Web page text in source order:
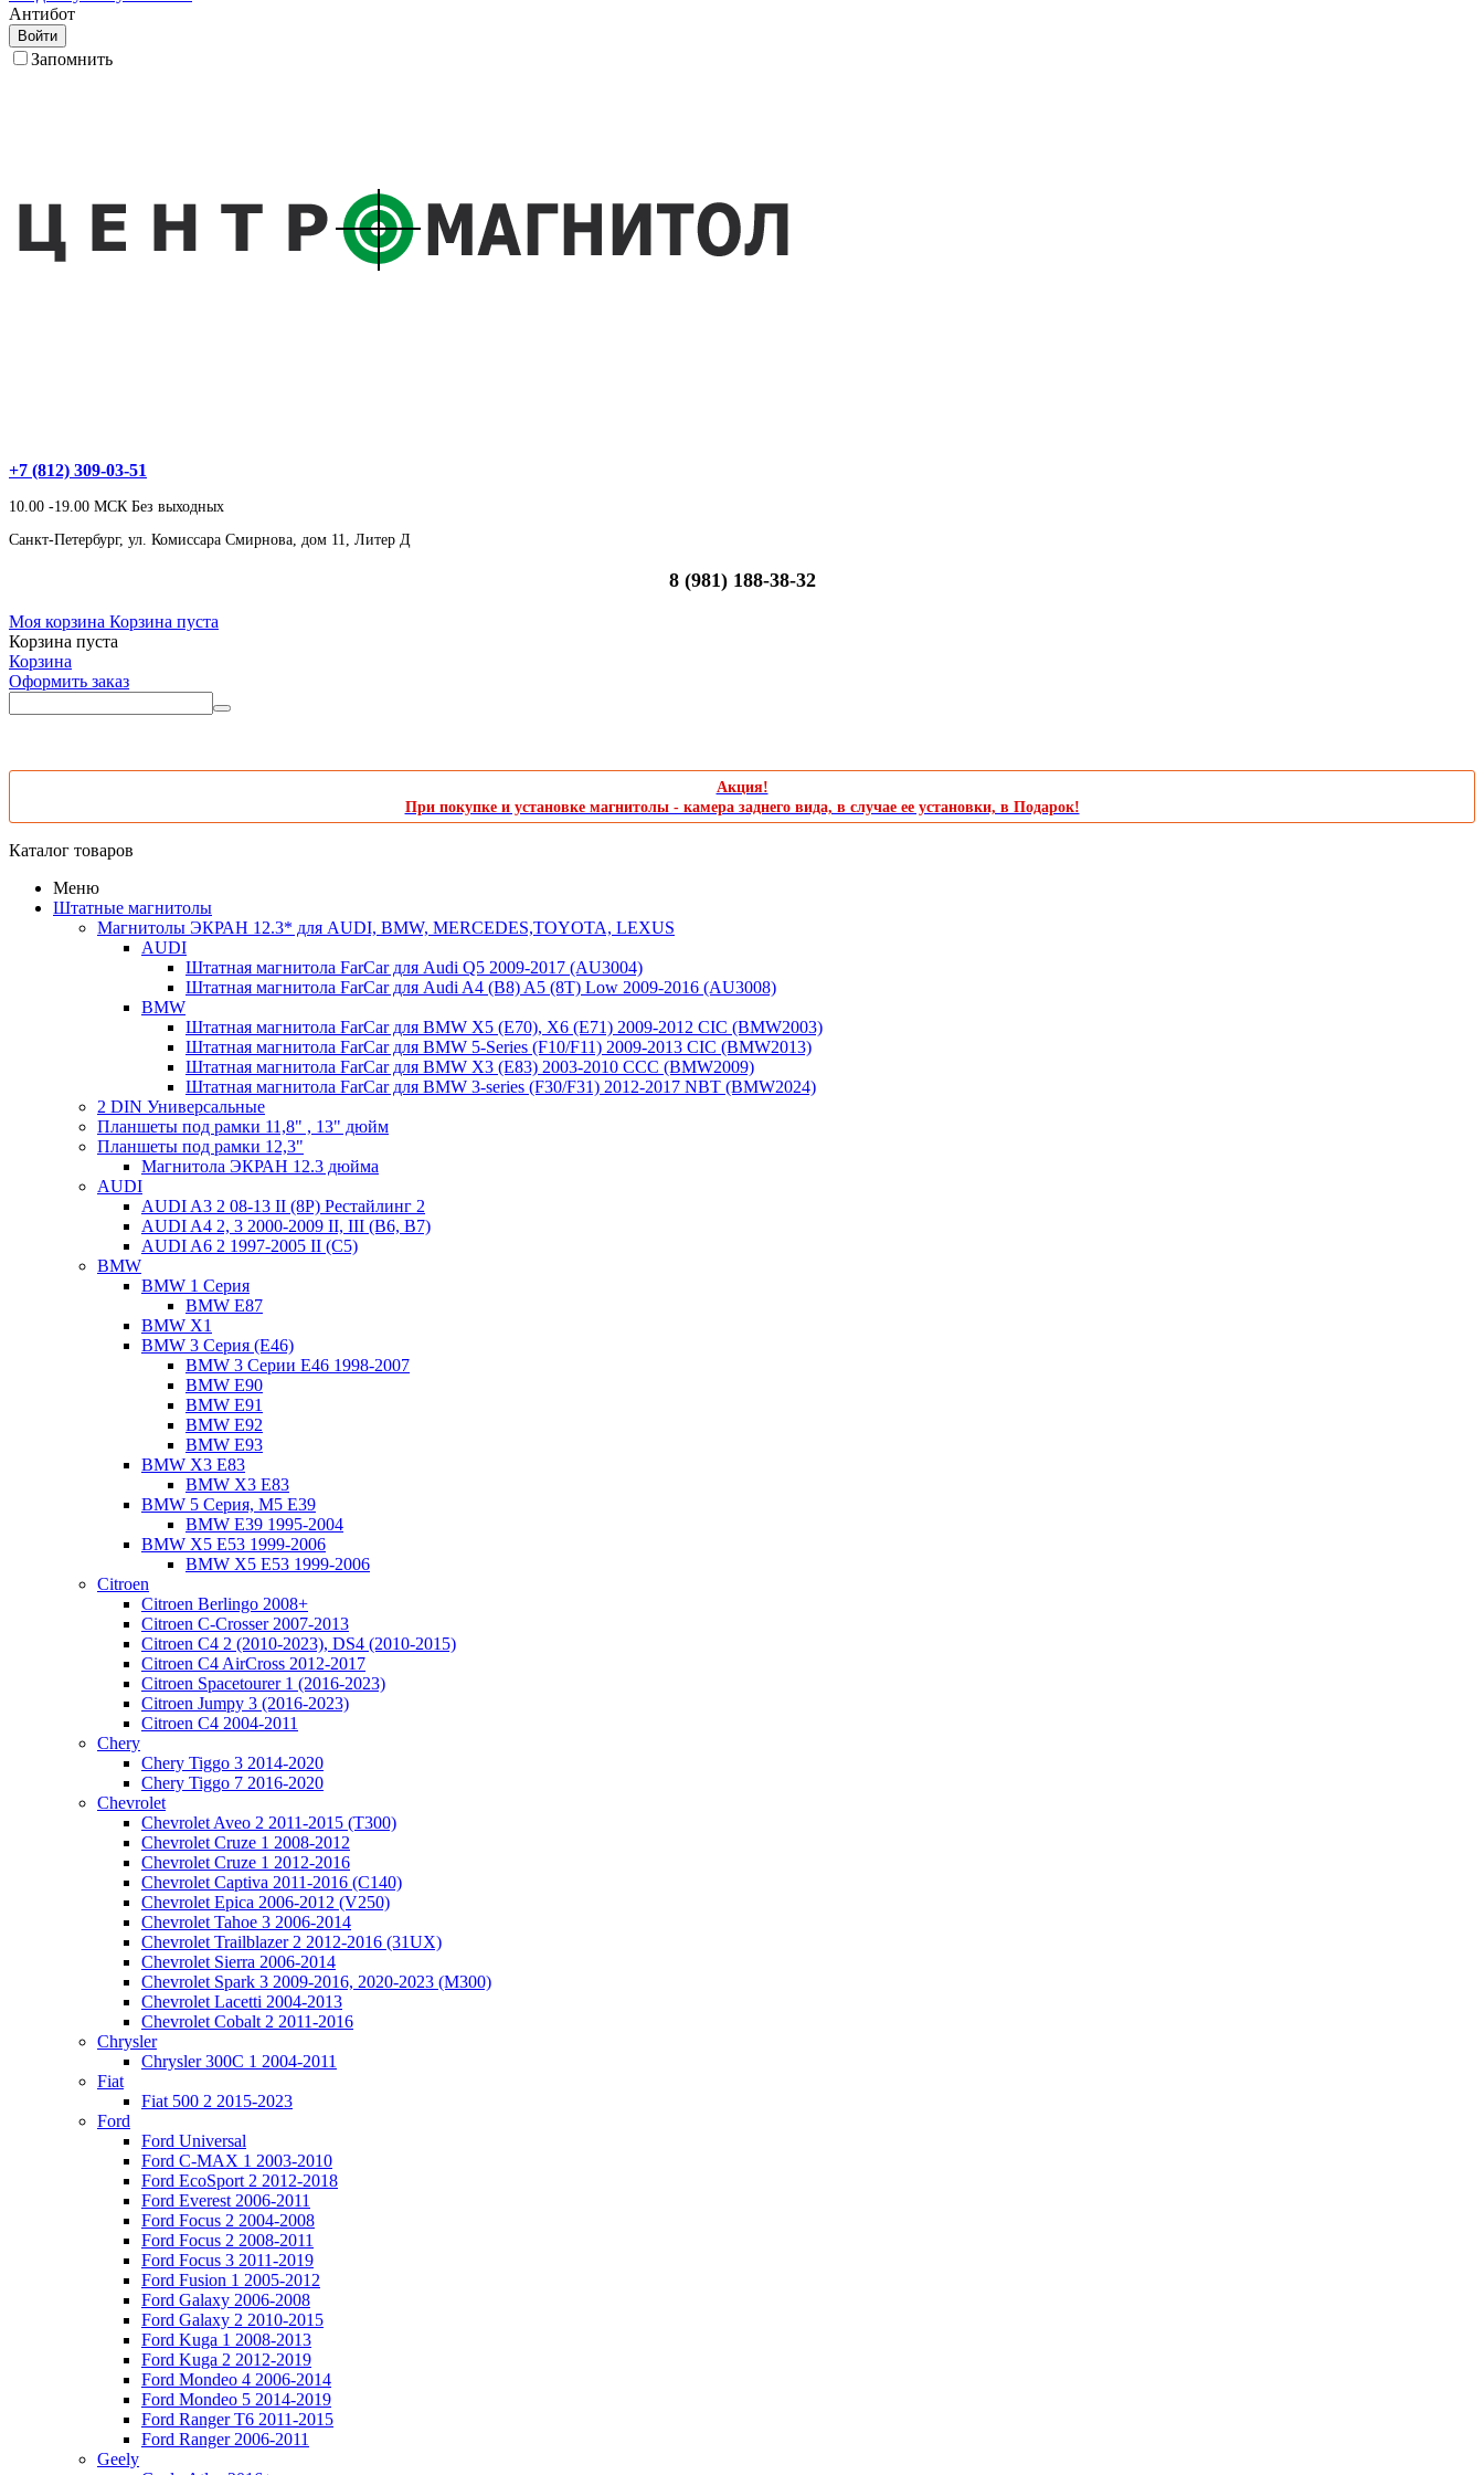
Антибот
Войти
Запомнить
+7 (812) 309-03-51
10.00 -19.00 МСК Без выходных
Санкт-Петербург, ул. Комиссара Смирнова, дом 11, Литер Д
8 (981) 188-38-32
Моя корзина Корзина пуста
Корзина пуста
Корзина
Оформить заказ
Акция!
При покупке и установке магнитолы - камера заднего вида, в случае ее установки, в Подарок!
Каталог товаров
Меню
Штатные магнитолы
Магнитолы ЭКРАН 12.3* для AUDI, BMW, MERCEDES,TOYOTA, LEXUS
AUDI
Штатная магнитола FarCar для Audi Q5 2009-2017 (AU3004)
Штатная магнитола FarCar для Audi A4 (B8) A5 (8T) Low 2009-2016 (AU3008)
BMW
Штатная магнитола FarCar для BMW X5 (E70), X6 (E71) 2009-2012 CIC (BMW2003)
Штатная магнитола FarCar для BMW 5-Series (F10/F11) 2009-2013 CIC (BMW2013)
Штатная магнитола FarCar для BMW X3 (E83) 2003-2010 CCC (BMW2009)
Штатная магнитола FarCar для BMW 3-series (F30/F31) 2012-2017 NBT (BMW2024)
2 DIN Универсальные
Планшеты под рамки 11,8" , 13" дюйм
Планшеты под рамки 12,3"
Магнитола ЭКРАН 12.3 дюйма
AUDI
AUDI A3 2 08-13 II (8P) Рестайлинг 2
AUDI A4 2, 3 2000-2009 II, III (B6, B7)
AUDI A6 2 1997-2005 II (C5)
BMW
BMW 1 Серия
BMW E87
BMW X1
BMW 3 Серия (E46)
BMW 3 Серии Е46 1998-2007
BMW E90
BMW E91
BMW E92
BMW E93
BMW X3 E83
BMW X3 E83
BMW 5 Серия, M5 E39
BMW E39 1995-2004
BMW X5 E53 1999-2006
BMW X5 E53 1999-2006
Citroen
Citroen Berlingo 2008+
Citroen C-Crosser 2007-2013
Citroen C4 2 (2010-2023), DS4 (2010-2015)
Citroen C4 AirCross 2012-2017
Citroen Spacetourer 1 (2016-2023)
Citroen Jumpy 3 (2016-2023)
Citroen C4 2004-2011
Chery
Chery Tiggo 3 2014-2020
Chery Tiggo 7 2016-2020
Chevrolet
Chevrolet Aveo 2 2011-2015 (T300)
Chevrolet Cruze 1 2008-2012
Chevrolet Cruze 1 2012-2016
Chevrolet Captiva 2011-2016 (C140)
Chevrolet Epica 2006-2012 (V250)
Chevrolet Tahoe 3 2006-2014
Chevrolet Trailblazer 2 2012-2016 (31UX)
Chevrolet Sierra 2006-2014
Chevrolet Spark 3 2009-2016, 2020-2023 (M300)
Chevrolet Lacetti 2004-2013
Chevrolet Cobalt 2 2011-2016
Chrysler
Chrysler 300C 1 2004-2011
Fiat
Fiat 500 2 2015-2023
Ford
Ford Universal
Ford C-MAX 1 2003-2010
Ford EcoSport 2 2012-2018
Ford Everest 2006-2011
Ford Focus 2 2004-2008
Ford Focus 2 2008-2011
Ford Focus 3 2011-2019
Ford Fusion 1 2005-2012
Ford Galaxy 2006-2008
Ford Galaxy 2 2010-2015
Ford Kuga 1 2008-2013
Ford Kuga 2 2012-2019
Ford Mondeo 4 2006-2014
Ford Mondeo 5 2014-2019
Ford Ranger T6 2011-2015
Ford Ranger 2006-2011
Geely